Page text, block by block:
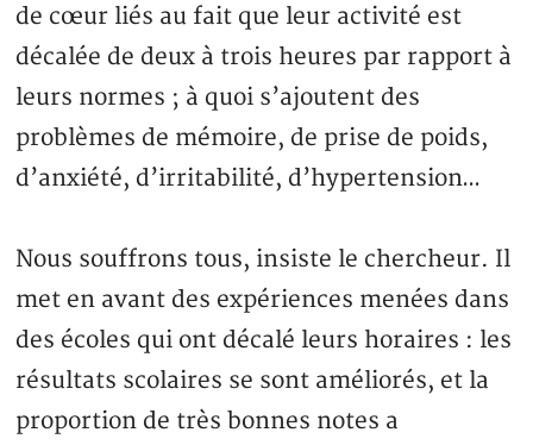
de cœur liés au fait que leur activité est
décalée de deux à trois heures par rapport à
leurs normes ; à quoi s’ajoutent des
problèmes de mémoire, de prise de poids,
d’anxiété, d’irritabilité, d’hypertension…
Nous souffrons tous, insiste le chercheur. Il
met en avant des expériences menées dans
des écoles qui ont décalé leurs horaires : les
résultats scolaires se sont améliorés, et la
proportion de très bonnes notes a